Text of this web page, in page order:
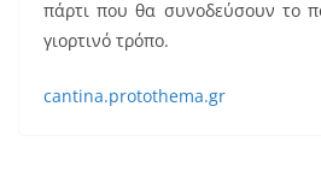
πάρτι που θα συνοδεύσουν το
γιορτινό τρόπο.
cantina.protothema.gr